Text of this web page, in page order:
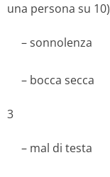
una persona su 10)
– sonnolenza
– bocca secca
3
– mal di testa